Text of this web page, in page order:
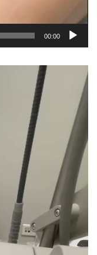
00:00
نمایشگر
ویدیو